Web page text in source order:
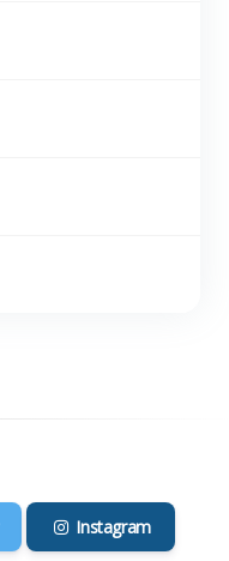
Instagram